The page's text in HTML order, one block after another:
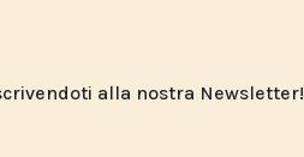
alla nostra Newsletter!